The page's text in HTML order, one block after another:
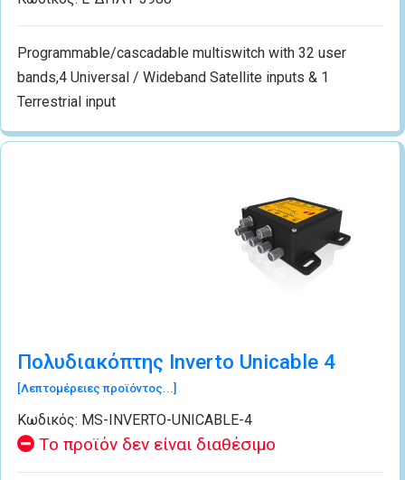
Programmable/cascadable multiswitch with 32 user
bands,4 Universal / Wideband Satellite inputs & 1
Terrestrial input
Πολυδιακόπτης Inverto Unicable 4
[Λεπτομέρειες προϊόντος...]
Κωδικός: MS-INVERTO-UNICABLE-4
Το προϊόν δεν είναι διαθέσιμο